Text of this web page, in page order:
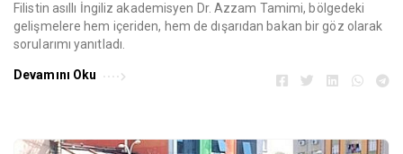
Filistin asıllı İngiliz akademisyen Dr. Azzam Tamimi, bölgedeki
gelişmelere hem içeriden, hem de dışarıdan bakan bir göz olarak
sorularımı yanıtladı.
Devamını Oku